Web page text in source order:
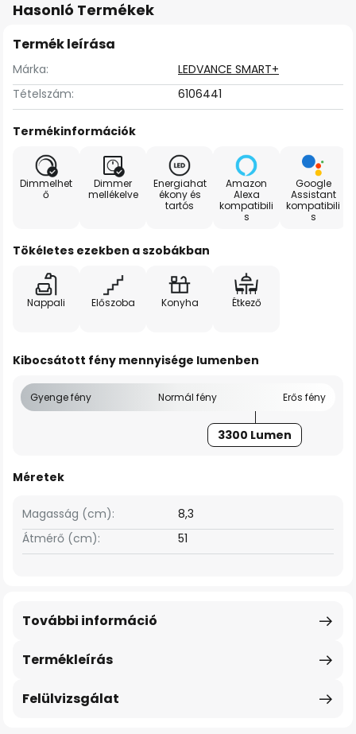
Hasonló Termékek
Termék leírása
Márka:
LEDVANCE SMART+
Tételszám:
6106441
Termékinformációk
Dimmelhet
ő
Dimmer
mellékelve
Energiahat
ékony és
tartós
Amazon
Alexa
kompatibili
s
Google
Assistant
kompatibili
s
Tökéletes ezekben a szobákban
Nappali Előszoba Konyha Étkező
Kibocsátott fény mennyisége lumenben
Gyenge fény Normál fény Erős fény
3300 Lumen
Méretek
Magasság (cm):
8,3
Átmérő (cm):
51
Termékleírás
További információ
Felülvizsgálat